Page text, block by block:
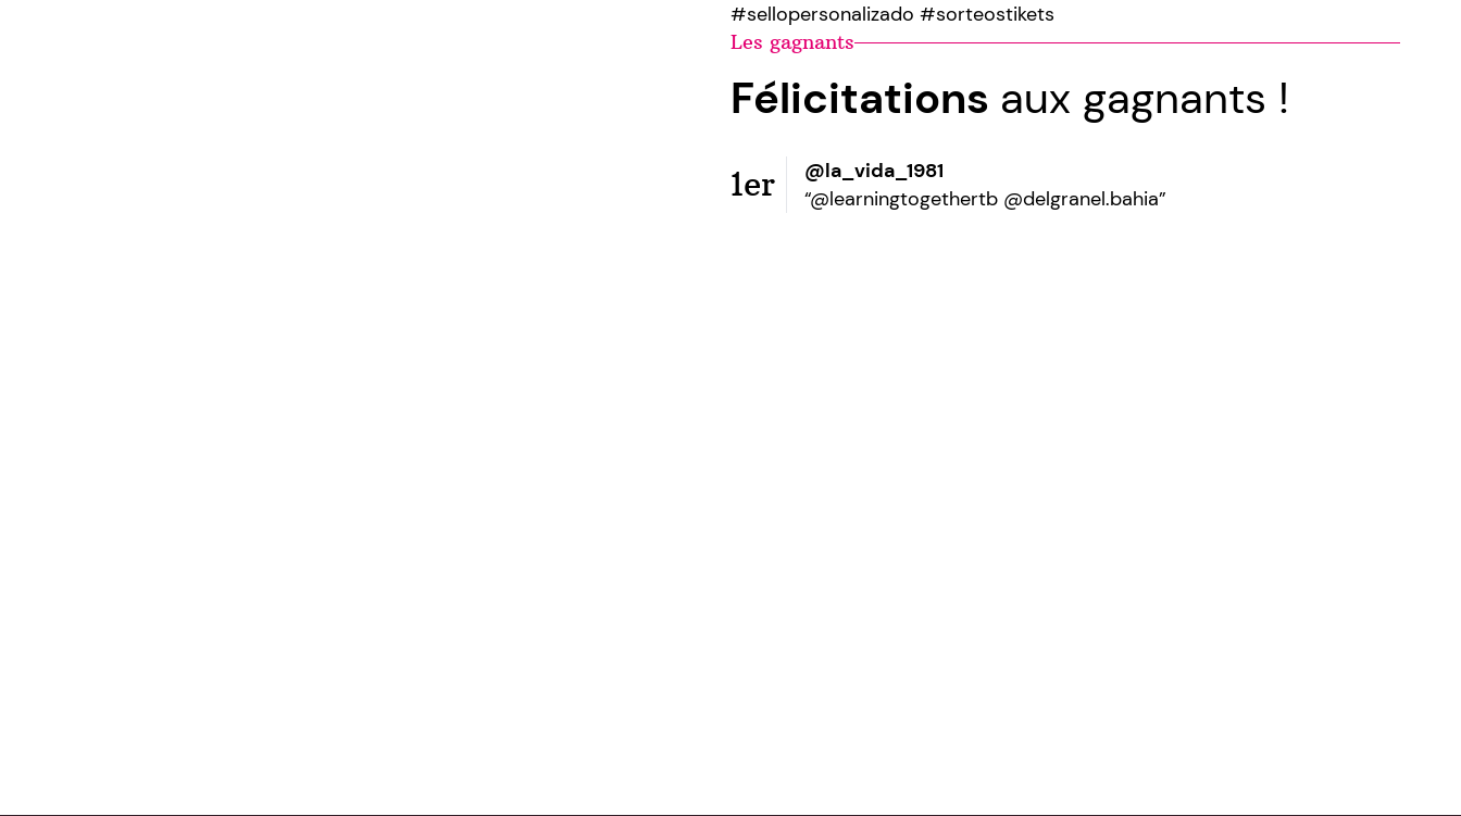
#sellopersonalizado #sorteostikets
Les gagnants
Félicitations aux gagnants !
1er
@la_vida_1981
“@learningtogethertb @delgranel.bahia”